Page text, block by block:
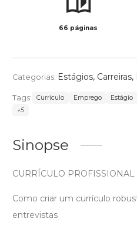
66 páginas
Categorias: Estágios, Carreiras,
Tags: Curriculo Emprego Estágio
+5
Sinopse
CURRÍCULO
Como criar um currículo
entrevistas